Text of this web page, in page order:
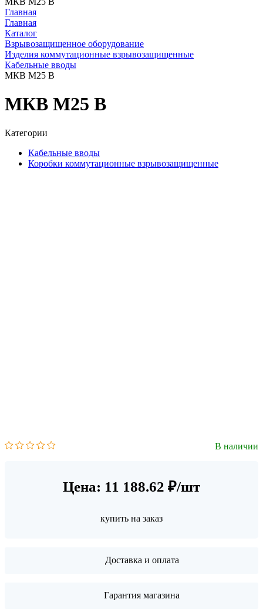
Главная
Главная
Каталог
Взрывозащищенное оборудование
Изделия коммутационные взрывозащищенные
Кабельные вводы
МКВ М25 В
МКВ М25 В
Категории
Кабельные вводы
Коробки коммутационные взрывозащищенные
В наличии
Цена: 11 188.62 ₽/шт
купить на заказ
Доставка и оплата
Гарантия магазина